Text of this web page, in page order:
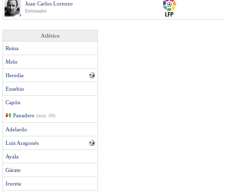
Juan Carlos Lorenzo
Entrenador
Atlético
Reina
Melo
Heredia
Eusebio
Capón
Panadero (min. 69)
Adelardo
Luis Aragonés
Ayala
Gárate
Irureta